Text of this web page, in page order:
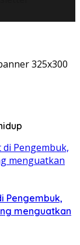
Pengembuk,
menguatkan